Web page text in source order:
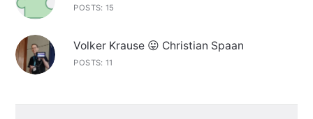
POSTS: 15
Volker Krause 😛 Christian Spaan
POSTS: 11